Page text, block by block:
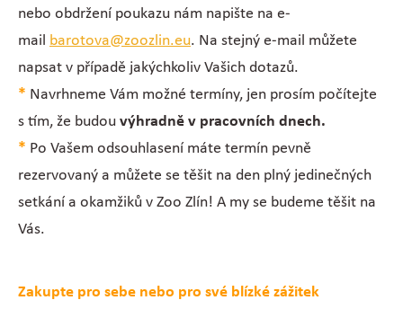
nebo obdržení poukazu nám napište na e-
mail barotova@zoozlin.eu. Na stejný e-mail můžete
napsat v případě jakýchkoliv Vašich dotazů.
* Navrhneme Vám možné termíny, jen prosím počítejte
s tím, že budou výhradně v pracovních dnech.
* Po Vašem odsouhlasení máte termín pevně
rezervovaný a můžete se těšit na den plný jedinečných
setkání a okamžiků v Zoo Zlín! A my se budeme těšit na
Vás.
Zakupte pro sebe nebo pro své blízké zážitek